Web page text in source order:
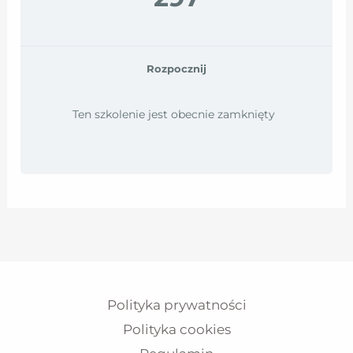
Rozpocznij
Ten szkolenie jest obecnie zamknięty
Polityka prywatności
Polityka cookies